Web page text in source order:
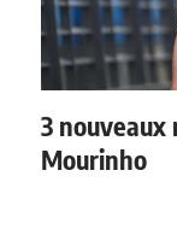
3
Mourinho